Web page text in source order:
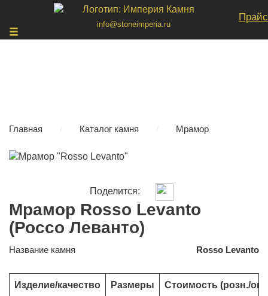
info@stoneimperia.ru
Прайс
Главная Каталог камня Мрамор
Поделится:
Мрамор Rosso Levanto
(Россо Леванто)
Название камня Rosso Levanto
Изделие/качество Размеры Стоимость (розн./